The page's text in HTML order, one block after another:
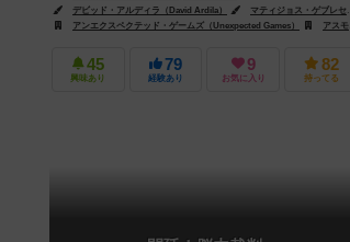
デビッド・アルディラ（David Ardila）
マティジョス・ゲブレセラシェ（Matijos Gebreselassie）
アンエクスペクテッド・ゲームズ（Unexpected Games）
アスモデ（Asmodee）
45
興味あり
79
経験あり
9
お気に入り
82
持ってる